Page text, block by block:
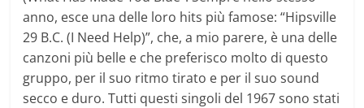
anno, esce una delle loro hits più famose: “Hipsville
29 B.C. (I Need Help)”, che, a mio parere, è una delle
canzoni più belle e che preferisco molto di questo
gruppo, per il suo ritmo tirato e per il suo sound
secco e duro. Tutti questi singoli del 1967 sono stati